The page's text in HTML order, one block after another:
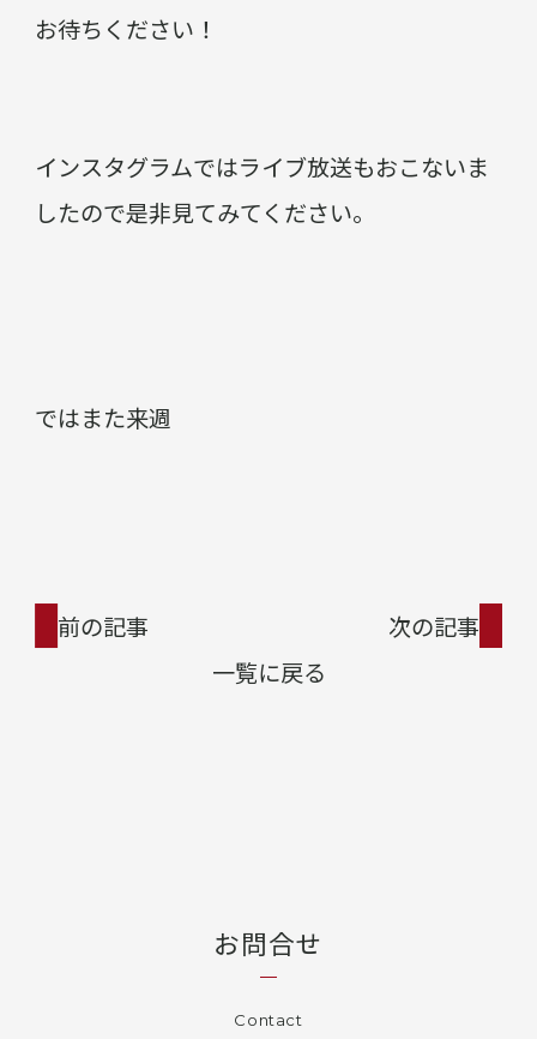
お待ちください！
インスタグラムではライブ放送もおこないま
したので是非見てみてください。
ではまた来週
前の記事
一覧に戻る
次の記事
お問合せ
Contact